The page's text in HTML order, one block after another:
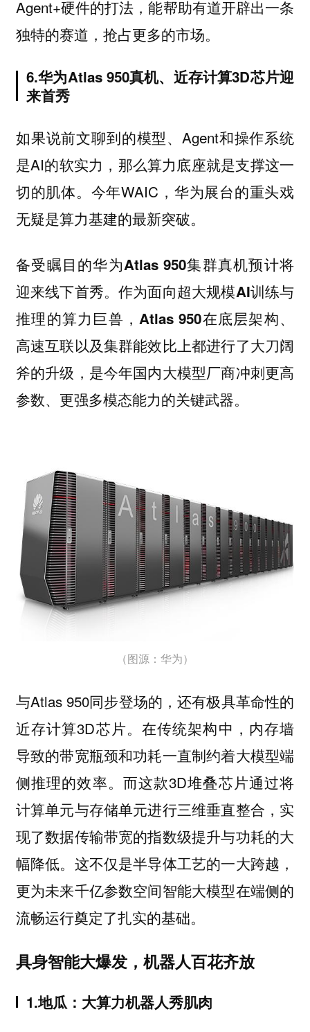
Agent+硬件的打法，能帮助有道开辟出一条
独特的赛道，抢占更多的市场。
6.华为Atlas 950真机、近存计算3D芯片迎
来首秀
如果说前文聊到的模型、Agent和操作系统
是AI的软实力，那么算力底座就是支撑这一
切的肌体。今年WAIC，华为展台的重头戏
无疑是算力基建的最新突破。
备受瞩目的华为Atlas 950集群真机预计将
迎来线下首秀。作为面向超大规模AI训练与
推理的算力巨兽，Atlas 950在底层架构、
高速互联以及集群能效比上都进行了大刀阔
斧的升级，是今年国内大模型厂商冲刺更高
参数、更强多模态能力的关键武器。
（图源：华为）
与Atlas 950同步登场的，还有极具革命性的
近存计算3D芯片。在传统架构中，内存墙
导致的带宽瓶颈和功耗一直制约着大模型端
侧推理的效率。而这款3D堆叠芯片通过将
计算单元与存储单元进行三维垂直整合，实
现了数据传输带宽的指数级提升与功耗的大
幅降低。这不仅是半导体工艺的一大跨越，
更为未来千亿参数空间智能大模型在端侧的
流畅运行奠定了扎实的基础。
具身智能大爆发，机器人百花齐放
1.地瓜：大算力机器人秀肌肉